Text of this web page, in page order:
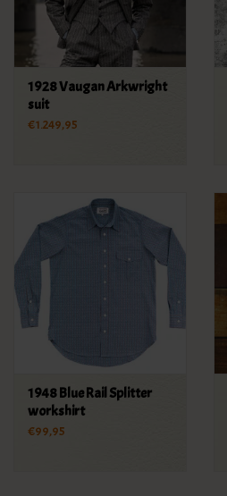
1928 Vaugan Arkwright
suit
€1.249,95
1948 Blue Rail Splitter
workshirt
€99,95